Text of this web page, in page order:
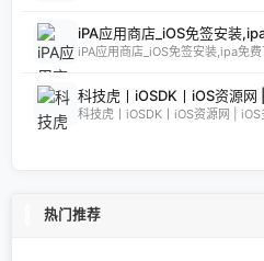
iPA应用商店_iOS免签安装,ipa免
科技虎丨iOSDK丨iOS资源网 |
热门推荐